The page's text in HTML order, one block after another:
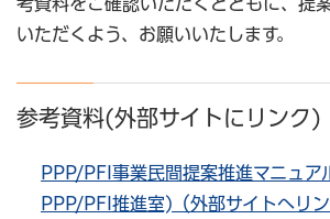
いただくよう、お願いいたします。
参考資料(外部サイトにリンク)
PPP/PFI事業民間提案推進マニュ
PPP/PFI推進室)（外部サイトへリン